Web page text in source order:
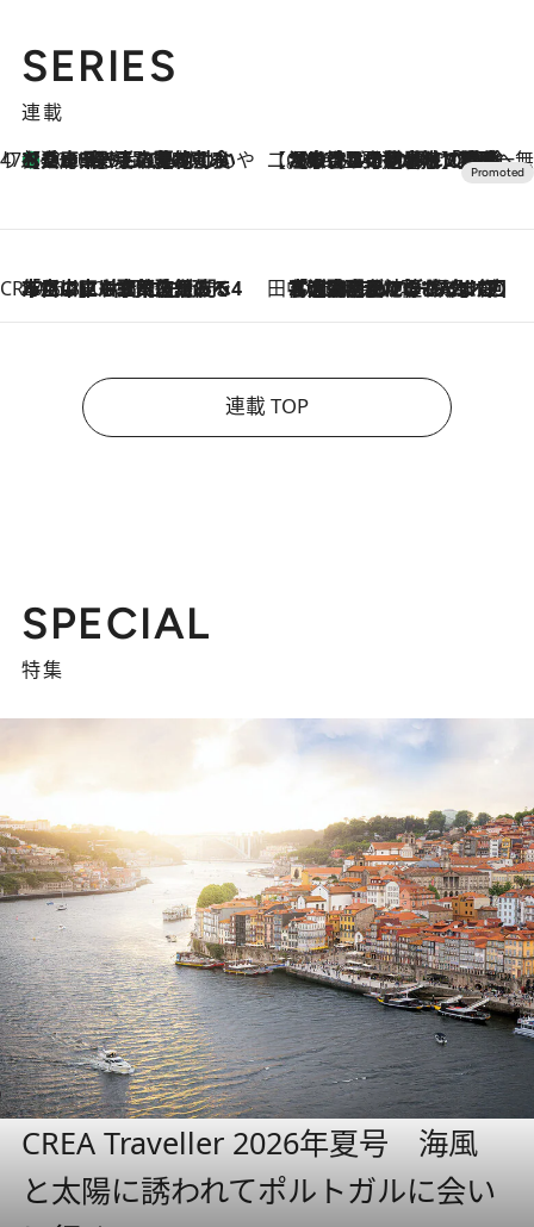
SERIES
連載
47都道府県の手みやげ ひんやりスイーツで夏を満喫
2026.8.8
【兵庫県】この夏絶対食べたい 冷やしておいしいおやつ3選 淡路島の恵みをジェラートに集約 【CREA×星野リゾート】唯一無二。癒しと発見が待つ場所へ
2026.8.7
【トンボの足水浴】ヒノキの香りに包まれて涼感マックス！約13℃の湧水かけ流しを避暑地「星野温泉 トンボの湯」で体験
CREA'S CHOICE
2026.8.7
「立川にも歌舞伎があるんだよ」 片岡仁左衛門・市川中車ら豪華座組みで4年目の立川立飛歌舞伎へ 田中稲の勝手に再ブーム
2026.8.7
「湘南乃風に憧れて」観客大盛上がりの“タオル回し”に、ラッパー顔負けの高速歌唱まで…さだまさし（74）のアグレッシブすぎる現在地
連載 TOP
SPECIAL
特集
CREA Traveller 2026年夏号 海風
と太陽に誘われてポルトガルに会い